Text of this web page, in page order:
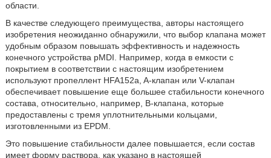
области.
В качестве следующего преимущества, авторы настоящего
изобретения неожиданно обнаружили, что выбор клапана может
удобным образом повышать эффективность и надежность
конечного устройства pMDI. Например, когда в емкости с
покрытием в соответствии с настоящим изобретением
используют пропеллент HFA152a, A-клапан или V-клапан
обеспечивает повышение еще большее стабильности конечного
состава, относительно, например, B-клапана, которые
предоставлены с тремя уплотнительными кольцами,
изготовленными из EPDM.
Это повышение стабильности далее повышается, если состав
имеет форму раствора, как указано в настоящей